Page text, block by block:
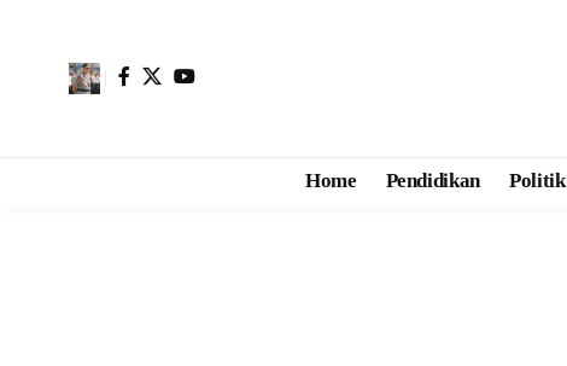
Home Pendidikan Politik